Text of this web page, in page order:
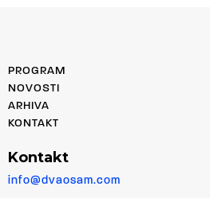
PROGRAM
NOVOSTI
ARHIVA
KONTAKT
Kontakt
info@dvaosam.com